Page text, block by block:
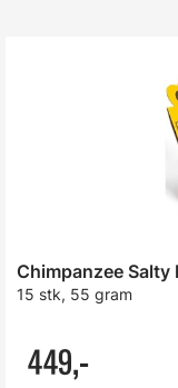
Chimpanzee Salty
15 stk, 55 gram
449,-